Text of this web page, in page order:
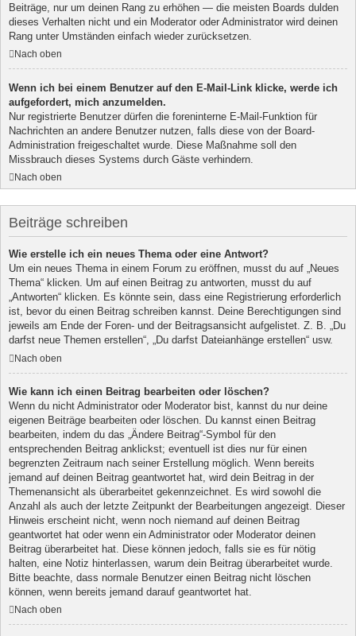
Beiträge, nur um deinen Rang zu erhöhen — die meisten Boards dulden
dieses Verhalten nicht und ein Moderator oder Administrator wird deinen
Rang unter Umständen einfach wieder zurücksetzen.
Nach oben
Wenn ich bei einem Benutzer auf den E-Mail-Link klicke, werde ich
aufgefordert, mich anzumelden.
Nur registrierte Benutzer dürfen die foreninterne E-Mail-Funktion für
Nachrichten an andere Benutzer nutzen, falls diese von der Board-
Administration freigeschaltet wurde. Diese Maßnahme soll den
Missbrauch dieses Systems durch Gäste verhindern.
Nach oben
Beiträge schreiben
Wie erstelle ich ein neues Thema oder eine Antwort?
Um ein neues Thema in einem Forum zu eröffnen, musst du auf „Neues
Thema“ klicken. Um auf einen Beitrag zu antworten, musst du auf
„Antworten“ klicken. Es könnte sein, dass eine Registrierung erforderlich
ist, bevor du einen Beitrag schreiben kannst. Deine Berechtigungen sind
jeweils am Ende der Foren- und der Beitragsansicht aufgelistet. Z. B. „Du
darfst neue Themen erstellen“, „Du darfst Dateianhänge erstellen“ usw.
Nach oben
Wie kann ich einen Beitrag bearbeiten oder löschen?
Wenn du nicht Administrator oder Moderator bist, kannst du nur deine
eigenen Beiträge bearbeiten oder löschen. Du kannst einen Beitrag
bearbeiten, indem du das „Ändere Beitrag“-Symbol für den
entsprechenden Beitrag anklickst; eventuell ist dies nur für einen
begrenzten Zeitraum nach seiner Erstellung möglich. Wenn bereits
jemand auf deinen Beitrag geantwortet hat, wird dein Beitrag in der
Themenansicht als überarbeitet gekennzeichnet. Es wird sowohl die
Anzahl als auch der letzte Zeitpunkt der Bearbeitungen angezeigt. Dieser
Hinweis erscheint nicht, wenn noch niemand auf deinen Beitrag
geantwortet hat oder wenn ein Administrator oder Moderator deinen
Beitrag überarbeitet hat. Diese können jedoch, falls sie es für nötig
halten, eine Notiz hinterlassen, warum dein Beitrag überarbeitet wurde.
Bitte beachte, dass normale Benutzer einen Beitrag nicht löschen
können, wenn bereits jemand darauf geantwortet hat.
Nach oben